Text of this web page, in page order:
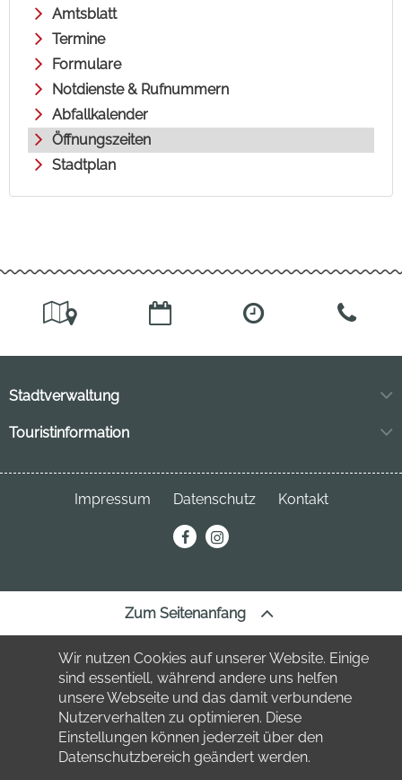
Amtsblatt
Termine
Formulare
Notdienste & Rufnummern
Abfallkalender
Öffnungszeiten
Stadtplan
Stadtverwaltung
Markt 11
034243 7220
Touristinformation
Neuhofstraße 3
04849 Bad Düben
Impressum Datenschutz Kontakt
Zum Seitenanfang
Wir nutzen Cookies auf unserer Website. Einige
sind essentiell, während andere uns helfen
unsere Webseite und das damit verbundene
Nutzerverhalten zu optimieren. Diese
Einstellungen können jederzeit über den
Datenschutzbereich geändert werden.